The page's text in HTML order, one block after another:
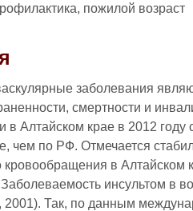
пожилой возраст
заболевания
смертности и
в Алтайском крае в 2012
чем по РФ. Отмечается
кровообращения в Алтайском
инсультом в
2001). Так, по данным